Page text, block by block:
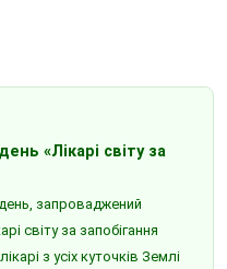
«Лікарі світу за
запроваджений
світу за запобігання
з усіх куточків Землі